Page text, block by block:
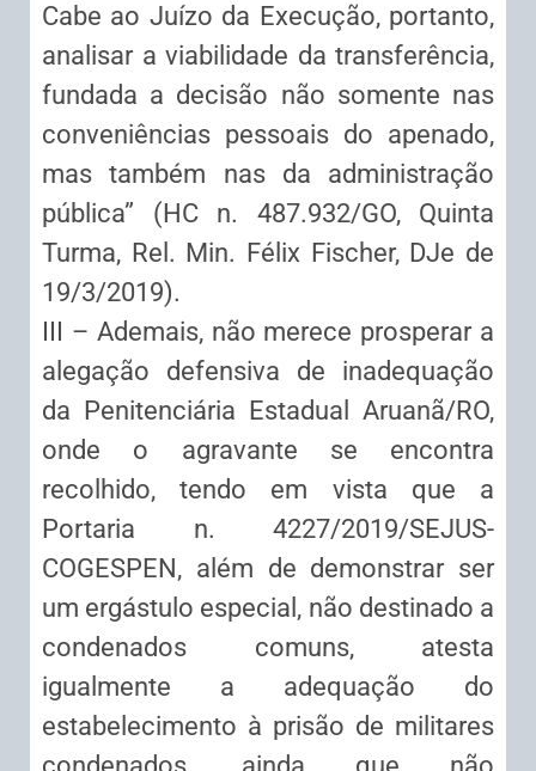
Cabe ao Juízo da Execução, portanto,
analisar a viabilidade da transferência,
fundada a decisão não somente nas
conveniências pessoais do apenado,
mas também nas da administração
pública” (HC n. 487.932/GO, Quinta
Turma, Rel. Min. Félix Fischer, DJe de
19/3/2019).
III – Ademais, não merece prosperar a
alegação defensiva de inadequação
da Penitenciária Estadual Aruanã/RO,
onde o agravante se encontra
recolhido, tendo em vista que a
Portaria n. 4227/2019/SEJUS-
COGESPEN, além de demonstrar ser
um ergástulo especial, não destinado a
condenados comuns, atesta
igualmente a adequação do
estabelecimento à prisão de militares